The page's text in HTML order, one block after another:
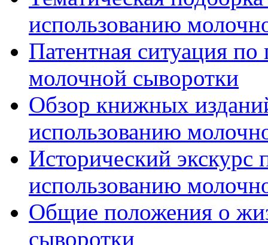
использованию
Патентная ситуация
молочной сыворотки
Обзор книжных
использованию
Исторический экскурс
использованию
Общие положения о
сыворотки